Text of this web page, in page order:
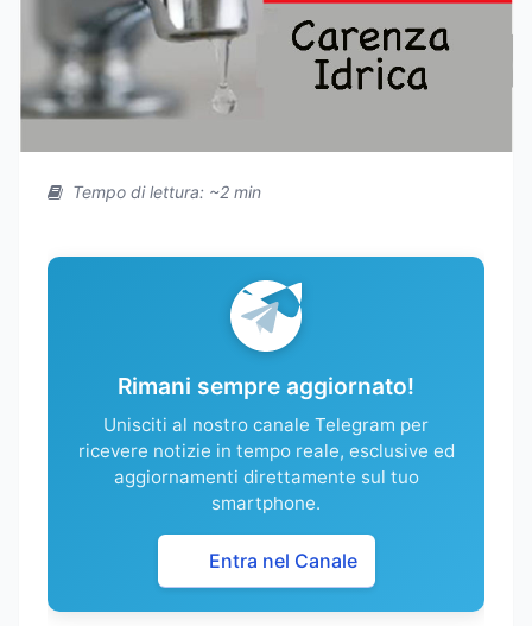
Tempo di lettura: ~2 min
Rimani sempre aggiornato!
Unisciti al nostro canale Telegram per
ricevere notizie in tempo reale, esclusive ed
aggiornamenti direttamente sul tuo
smartphone.
Entra nel Canale